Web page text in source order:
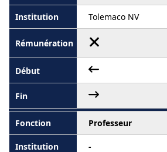
Tolemaco NV
Professeur
-